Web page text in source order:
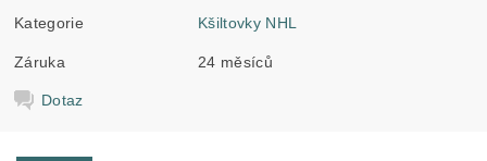
Kategorie Kšiltovky NHL
Záruka 24 měsíců
Dotaz